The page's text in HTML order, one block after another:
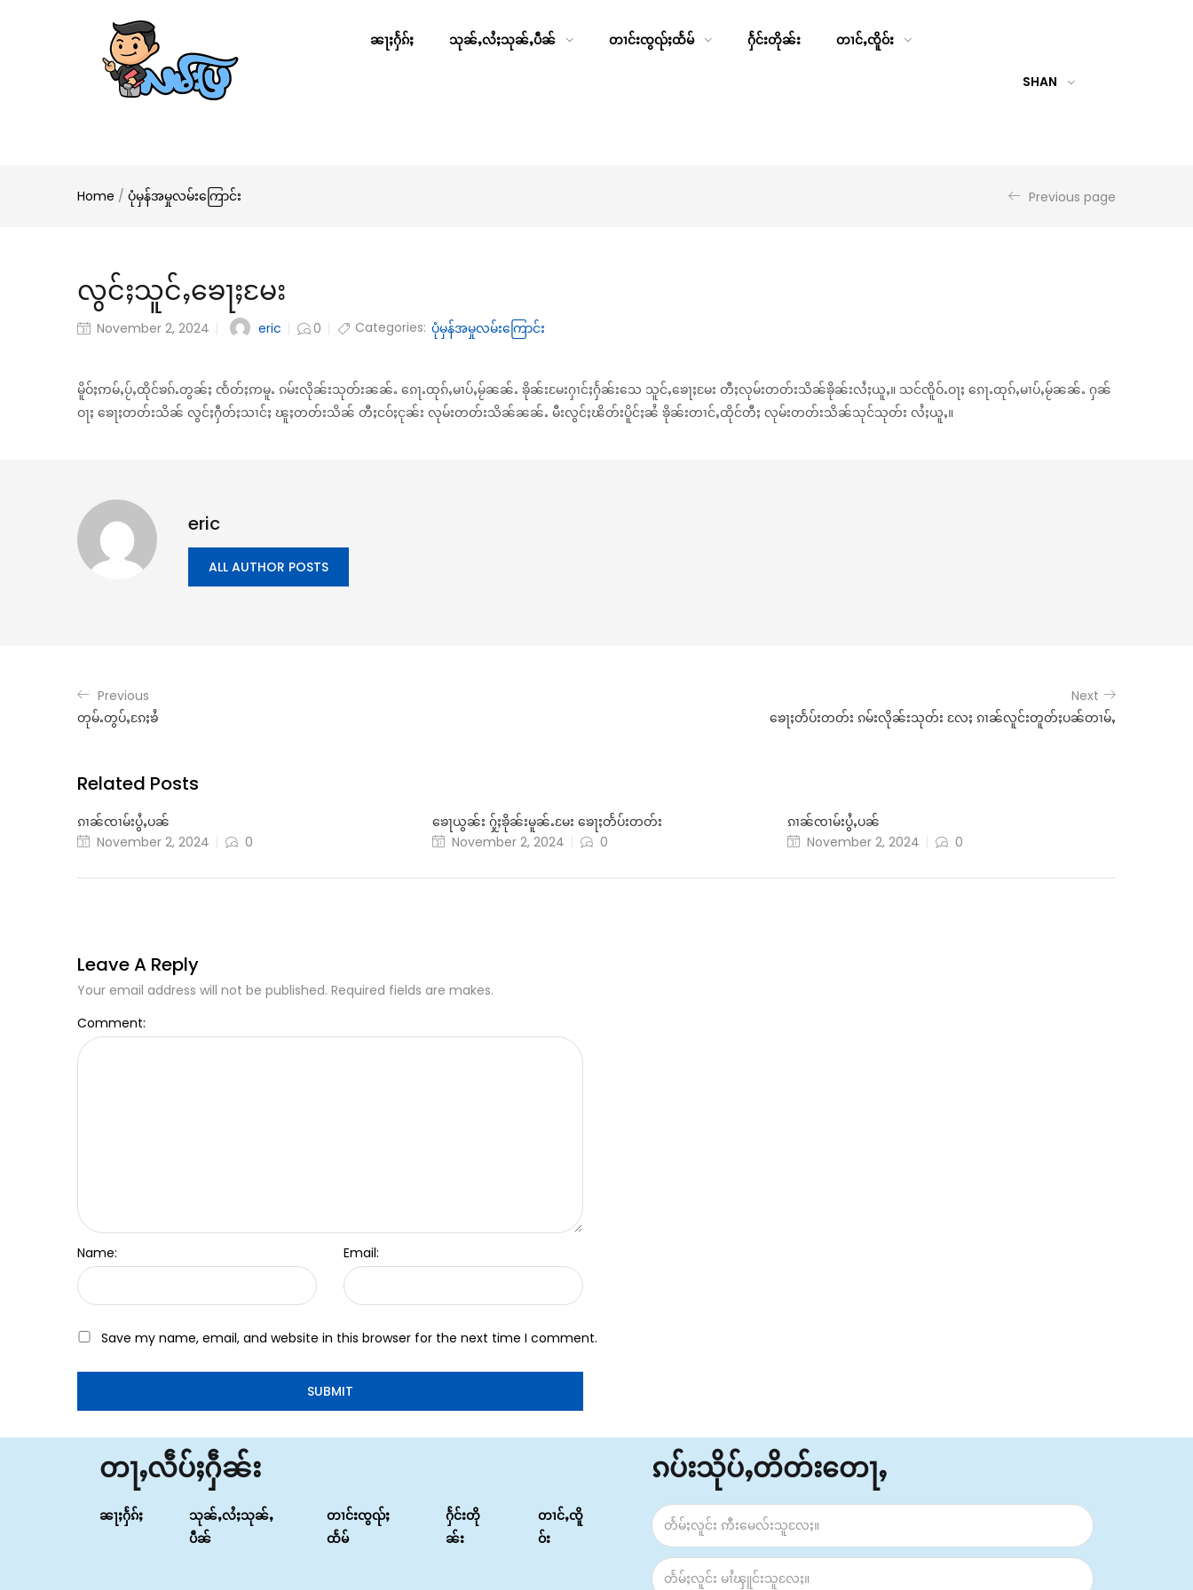
ၼႃႈႁႅၵ်ႈ သုၼ်ႇလႆႈသုၼ်ႇပဵၼ် တၢင်းၸွၺ်ႈထႅမ် ႁႅင်းတိုၼ်း တၢင်ႇၸိူဝ်း
SHAN
Home / ပုံမှန်အမှုလမ်းကြောင်း Previous page
လွင်ႈသူင်ႇၶေႃႈမႄး
November 2, 2024 eric 0 Categories: ပုံမှန်အမှုလမ်းကြောင်း
မိူဝ်ႈဢမ်ႇပႂ်ႇထိုင်ၶၵ်ႉတွၼ်ႈ ၸႅတ်ႈဢမူႉ ၵမ်းလိုၼ်းသုတ်းၼၼ်ႉ ၵေႃႉထုၵ်ႇမၢပ်ႇမႂ်ၼၼ်ႉ ၶိုၼ်းမႄးႁၢင်ႈႁႅၼ်းသေ သူင်ႇၶေႃႈမႄး တီႈလုမ်းတတ်းသိၼ်ၶိုၼ်းလႆႈယူႇ။ သင်ၸိူဝ်ႉဝႃႈ ၵေႃႉထုၵ်ႇမၢပ်ႇမႂ်ၼၼ်ႉ ႁၼ်
ဝႃႈ ၶေႃႈတတ်းသိၼ် လွင်ႈႁဵတ်ႈသၢင်ႈ ၽူႈတတ်းသိၼ် တီႈငဝ်ႈငုၼ်း လုမ်းတတ်းသိၼ်ၼၼ်ႉ မီးလွင်ႈၽိတ်းပိူင်ႈၼႆ ၶိုၼ်းတၢင်ႇထိုင်တီႈ လုမ်းတတ်းသိၼ်သုင်သုတ်း လႆႈယူႇ။
eric
ALL AUTHOR POSTS
Previous
တုမ်ႉတွပ်ႇၵႄႈၶႆ
Next
ၶေႃႈတႅပ်းတတ်း ၵမ်းလိုၼ်းသုတ်း လႄႈ ၵၢၼ်လူင်းတူတ်ႈပၼ်တၢမ်ႇ
Related Posts
ၵၢၼ်ၸၢမ်းပွႆႇပၼ်
November 2, 2024
0
ၶေႃယွၼ်း ႁႂ်ႈၶိုၼ်းမူၼ်ႉမႄး ၶေႃႈတႅပ်းတတ်း
November 2, 2024
0
ၵၢၼ်ၸၢမ်းပွႆႇပၼ်
November 2, 2024
0
Leave A Reply
Your email address will not be published. Required fields are makes.
Comment:
Name: Email:
Save my name, email, and website in this browser for the next time I comment.
တႃႇလဵပ်ႈႁဵၼ်း
ၼႃႈႁႅၵ်ႈ
သုၼ်ႇလႆႈသုၼ်ႇ
ပဵၼ်
တၢင်းၸွၺ်ႈ
ထႅမ်
ႁႅင်းတို
ၼ်း
တၢင်ႇၸိူ
ဝ်း
ၵပ်းသိုပ်ႇတိတ်းတေႃႇ